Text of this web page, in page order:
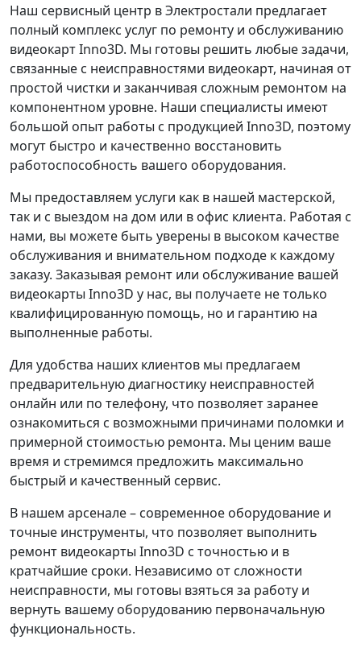
Наш сервисный центр в Электростали предлагает
полный комплекс услуг по ремонту и обслуживанию
видеокарт Inno3D. Мы готовы решить любые задачи,
связанные с неисправностями видеокарт, начиная от
простой чистки и заканчивая сложным ремонтом на
компонентном уровне. Наши специалисты имеют
большой опыт работы с продукцией Inno3D, поэтому
могут быстро и качественно восстановить
работоспособность вашего оборудования.
Мы предоставляем услуги как в нашей мастерской,
так и с выездом на дом или в офис клиента. Работая с
нами, вы можете быть уверены в высоком качестве
обслуживания и внимательном подходе к каждому
заказу. Заказывая ремонт или обслуживание вашей
видеокарты Inno3D у нас, вы получаете не только
квалифицированную помощь, но и гарантию на
выполненные работы.
Для удобства наших клиентов мы предлагаем
предварительную диагностику неисправностей
онлайн или по телефону, что позволяет заранее
ознакомиться с возможными причинами поломки и
примерной стоимостью ремонта. Мы ценим ваше
время и стремимся предложить максимально
быстрый и качественный сервис.
В нашем арсенале – современное оборудование и
точные инструменты, что позволяет выполнить
ремонт видеокарты Inno3D с точностью и в
кратчайшие сроки. Независимо от сложности
неисправности, мы готовы взяться за работу и
вернуть вашему оборудованию первоначальную
функциональность.